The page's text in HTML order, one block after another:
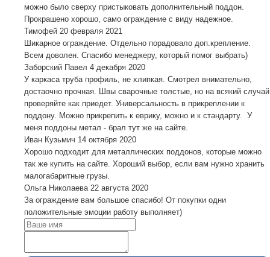
можно было сверху пристыковать дополнительный поддон.
Прокрашено хорошо, само ограждение с виду надежное.
Тимофей 20 февраля 2021
Шикарное ограждение. Отдельно порадовало доп.крепление.
Всем доволен. Спасибо менеджеру, который помог выбрать)
Заборский Павел 4 декабря 2020
У каркаса труба профиль, не хлипкая. Смотрел внимательно,
достаочно прочная. Швы сварочные толстые, но на всякий случай
проверяйте как приедет. Универсальность в прикреплении к
поддону. Можно прикрепить к еврику, можно и к стандарту. У
меня поддоны метал - брал тут же на сайте.
Иван Кузьмич 14 октября 2020
Хорошо подходит для металлических поддонов, которые можно
так же купить на сайте. Хороший выбор, если вам нужно хранить
малогабаритные грузы.
Ольга Николаева 22 августа 2020
За ограждение вам большое спасибо! От покупки одни
положительные эмоции работу выполняет)